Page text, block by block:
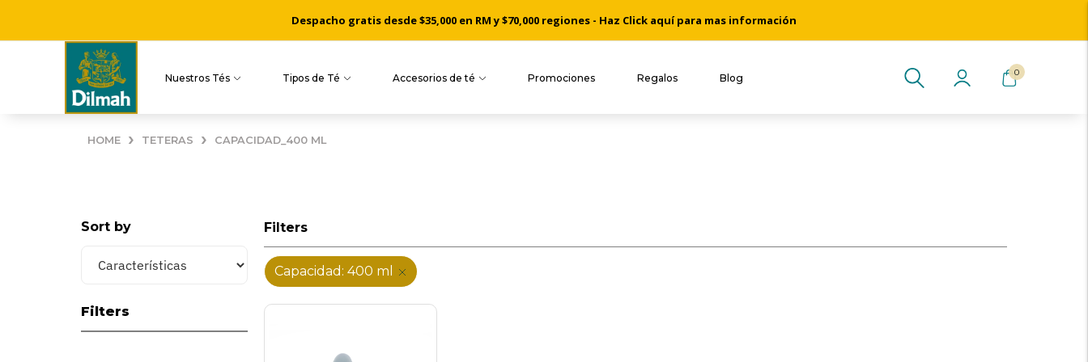
Despacho gratis desde $35,000 en RM y $70,000 regiones - Haz Click aquí para mas información
Nuestros Tés Tipos de Té Accesorios de té Promociones Regalos Blog 0
HOME › TETERAS › CAPACIDAD_400 ML
Sort by
Filters
Filters
Capacidad: 400 ml